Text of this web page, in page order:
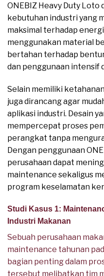
ONEBIZ Heavy Duty
kebutuhan industri yang
maksimal terhadap
menggunakan material
bertahan terhadap
dan penggunaan intensif
Selain memiliki
juga dirancang agar
aplikasi industri. Desain
mempercepat proses
perangkat tanpa
Dengan penggunaan
perusahaan dapat
maintenance sekaligus
program keselamatan
Studi Kasus 1:
Industri Makanan
Sebuah perusahaan
maintenance tahunan
bagian penting dalam
tersebut melibatkan tim